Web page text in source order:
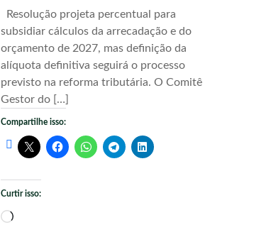
Resolução projeta percentual para
subsidiar cálculos da arrecadação e do
orçamento de 2027, mas definição da
alíquota definitiva seguirá o processo
previsto na reforma tributária. O Comitê
Gestor do […]
Compartilhe isso:
Curtir isso:
Carregando...